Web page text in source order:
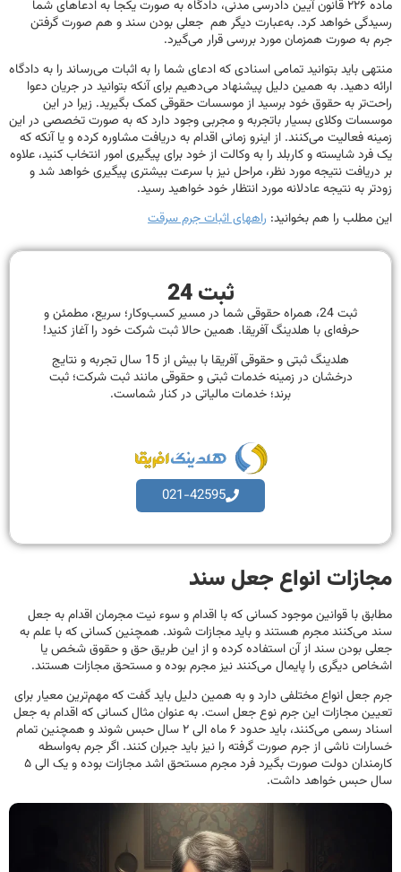
ماده ۲۲۶ قانون آیین دادرسی مدنی، دادگاه به صورت یکجا به ادعاهای شما
رسیدگی خواهد کرد. به‌عبارت دیگر هم جعلی بودن سند و هم صورت گرفتن
جرم به صورت همزمان مورد بررسی قرار می‌گیرد.
منتهی باید بتوانید تمامی اسنادی که ادعای شما را به اثبات می‌رساند را به دادگاه
ارائه دهید. به همین دلیل پیشنهاد می‌دهیم برای آنکه بتوانید در جریان دعوا
راحت‌تر به حقوق خود برسید از موسسات حقوقی کمک بگیرید. زیرا در این
موسسات وکلای بسیار باتجربه و مجربی وجود دارد که به صورت تخصصی در این
زمینه فعالیت می‌کنند. از اینرو زمانی اقدام به دریافت مشاوره کرده و یا آنکه که
یک فرد شایسته و کاربلد را به وکالت از خود برای پیگیری امور انتخاب ‌کنید، علاوه
بر دریافت نتیجه مورد نظر، مراحل نیز با سرعت بیشتری پیگیری خواهد شد و
زودتر به نتیجه عادلانه مورد انتظار خود خواهید رسید.
این مطلب را هم بخوانید: راههای اثبات جرم سرقت
ثبت 24
ثبت 24، همراه حقوقی شما در مسیر کسب‌وکار؛ سریع، مطمئن و
حرفه‌ای با هلدینگ آفریقا. همین حالا ثبت شرکت خود را آغاز کنید!
هلدینگ ثبتی و حقوقی آفریقا با بیش از 15 سال تجربه و نتایج
درخشان در زمینه خدمات ثبتی و حقوقی مانند ثبت شرکت؛ ثبت
برند؛ خدمات مالیاتی در کنار شماست.
021-42595
مجازات انواع جعل سند
مطابق با قوانین موجود کسانی که با اقدام و سوء نیت مجرمان اقدام به جعل
سند می‌کنند مجرم هستند و باید مجازات شوند. همچنین کسانی که با علم به
جعلی بودن سند از آن استفاده کرده و از این طریق حق و حقوق شخص یا
اشخاص دیگری را پایمال می‌کنند نیز مجرم بوده و مستحق مجازات هستند.
جرم جعل انواع مختلفی دارد و به همین دلیل باید گفت که مهم‌ترین معیار برای
تعیین مجازات این جرم نوع جعل است. به عنوان مثال کسانی که اقدام به جعل
اسناد رسمی می‌کنند، باید حدود ۶ ماه الی ۲ سال حبس شوند و همچنین تمام
خسارات ناشی از جرم صورت گرفته را نیز باید جبران کنند. اگر جرم به‌واسطه
کارمندان دولت صورت بگیرد فرد مجرم مستحق اشد مجازات بوده و یک الی ۵
سال حبس خواهد داشت.